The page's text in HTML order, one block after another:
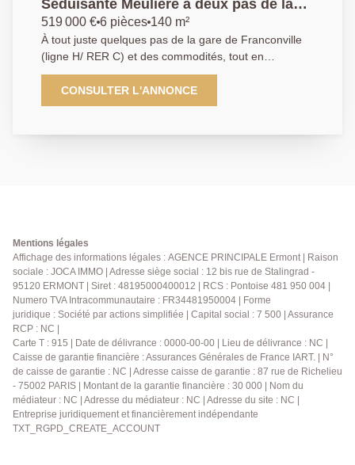
Séduisante Meulière à deux pas de la
gare de Franconville!
519 000 € 6 pièces 140 m²
À tout juste quelques pas de la gare de Franconville
(ligne H/ RER C) et des commodités, tout en
bénéficiant d'un environnement calme, découvrez
cette élégante meulière pleine de caractère, édifiée
sur un terrain de 567 m² avec un agréable jardin
niveau. La maison d'une surface habitable d'environ
140 m² (168 m² au sol) comprend à l'étage, deux
chambres dont une chambre parentale avec salle de
bains privative, une salle d'eau commune avec WC;
au deuxième étage, le palier dessert une chambre et
un bureau. Le charme de l'ancien est omniprésent :
belle hauteur sous plafond, moulures et parquet
d'époque. Le sous-sol total constitue un véritable
atout avec une chambre d'appoint (ou bureau), une
salle d'eau, mais également une vaste pièce chauffée
de 33 m² avec baie vitrée, qui permettra de répondre
à diverses attentes : salle de jeux, espace de
CONSULTER L'ANNONCE
Mentions légales
Affichage des informations légales : AGENCE PRINCIPALE Ermont | Raison
sociale : JOCA IMMO | Adresse siège social : 12 bis rue de Stalingrad -
95120 ERMONT | Siret : 48195000400012 | RCS : Pontoise 481 950 004 |
Numero TVA Intracommunautaire : FR34481950004 | Forme
juridique : Société par actions simplifiée | Capital social : 7 500 | Assurance
RCP : NC |
Carte T : 915 | Date de délivrance : 0000-00-00 | Lieu de délivrance : NC |
Caisse de garantie financière : Assurances Générales de France IART. | N°
de caisse de garantie : NC | Adresse caisse de garantie : 87 rue de Richelieu
- 75002 PARIS | Montant de la garantie financière : 30 000 | Nom du
médiateur : NC | Adresse du médiateur : NC | Adresse du site : NC |
Entreprise juridiquement et financièrement indépendante
TXT_RGPD_CREATE_ACCOUNT